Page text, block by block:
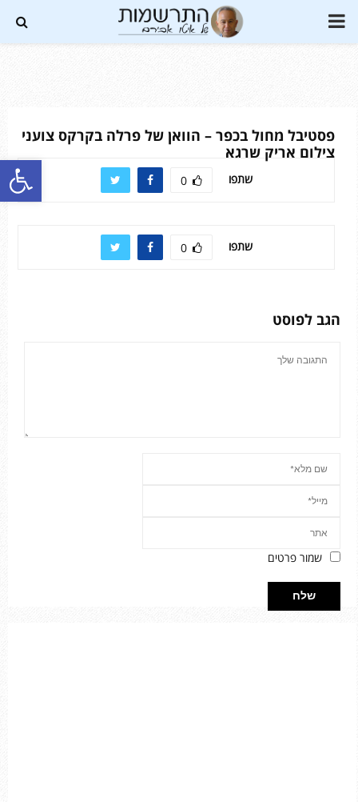
פתח סרגל נגישות
PRIMARY
פסטיבל מחול בכפר – הוואן של פרלה בקרקס צועני
צילום אריק שרגא
שתפו 0
שתפו 0
הגב לפוסט
שמור פרטים